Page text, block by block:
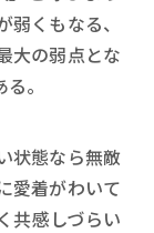
くもなる、
大の弱点とな
。
状態なら無敵
愛着がわいて
共感しづらい